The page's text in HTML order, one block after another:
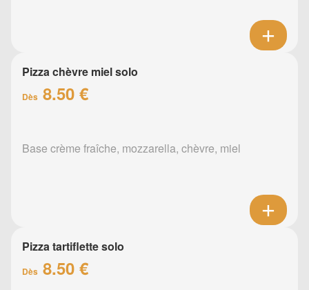
Pizza chèvre miel solo
Dès 8.50 €
Base crème fraîche, mozzarella, chèvre, miel
Pizza tartiflette solo
Dès 8.50 €